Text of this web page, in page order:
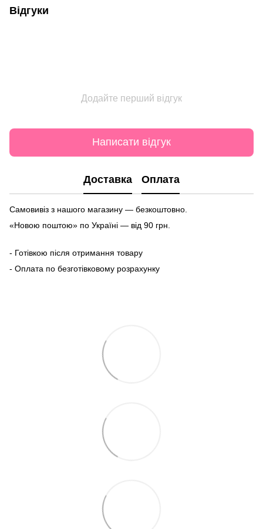
Відгуки
Додайте перший відгук
Написати відгук
Доставка Оплата
Самовивіз з нашого магазину — безкоштовно.
«Новою поштою» по Україні — від 90 грн.
- Готівкою після отримання товару
- Оплата по безготівковому розрахунку